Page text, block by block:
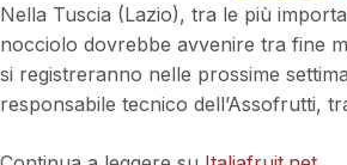
Nella Tuscia (Lazio), tra le più
nocciolo dovrebbe avvenire tra fine
si registreranno nelle prossime
responsabile tecnico dell’Assofrutti,